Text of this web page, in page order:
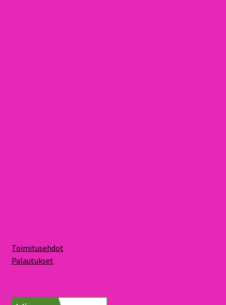
Toimitusehdot
Palautukset